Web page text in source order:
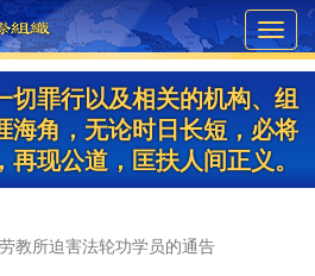
切罪行以及相关的机构、组
海角，无论时日长短，必将
现公道，匡扶人间正义。
教所迫害法轮功学员的通告